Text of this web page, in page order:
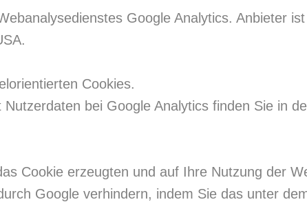
Google Analytics. Anbieter
Cookies.
bei Google Analytics finden Sie in
Cookie erzeugten und auf Ihre Nutzung der
Google verhindern, indem Sie das unter